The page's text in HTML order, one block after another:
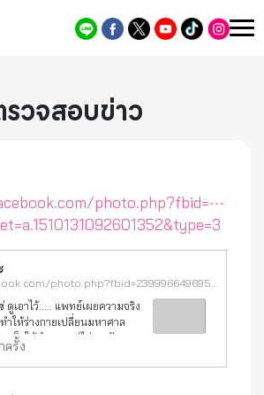
วจสอบข่าว
photo.php?fbid=⋯
https://www.facebook.com/photo.php?fbid=2399966496951136&set=a.1510131092601352&type=3
เอาไว้..... แพทย์เผยความจริง
ให้ร่างกายเปลี่ยนมหาศาล
ร็งให้ทำทานแต่ไข่ขาวกันนะ
มใส่น้ำข้าวร้อนๆๆได้คับ
ครั้ง